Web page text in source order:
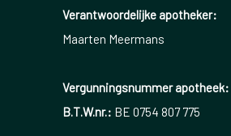
Verantwoordelijke apotheker:
Maarten Meermans
Vergunningsnummer apotheek:
B.T.W.nr.: BE 0754 807 775